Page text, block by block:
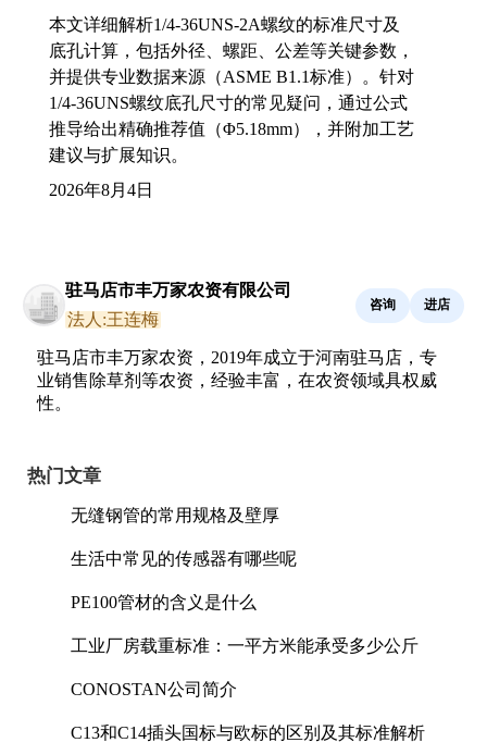
本文详细解析1/4-36UNS-2A螺纹的标准尺寸及
底孔计算，包括外径、螺距、公差等关键参数，
并提供专业数据来源（ASME B1.1标准）。针对
1/4-36UNS螺纹底孔尺寸的常见疑问，通过公式
推导给出精确推荐值（Φ5.18mm），并附加工艺
建议与扩展知识。
2026年8月4日
驻马店市丰万家农资有限公司
法人:王连梅
咨询 进店
驻马店市丰万家农资，2019年成立于河南驻马店，专
业销售除草剂等农资，经验丰富，在农资领域具权威
性。
热门文章
无缝钢管的常用规格及壁厚
生活中常见的传感器有哪些呢
PE100管材的含义是什么
工业厂房载重标准：一平方米能承受多少公斤
CONOSTAN公司简介
C13和C14插头国标与欧标的区别及其标准解析